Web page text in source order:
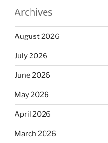
Archives
August 2026
July 2026
June 2026
May 2026
April 2026
March 2026